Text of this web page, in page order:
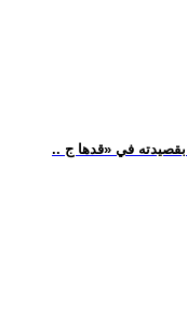
في «قدها ج